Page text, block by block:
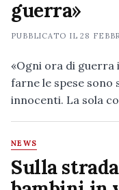
guerra»
PUBBLICATO IL28
«Ogni ora di guerra
farne le spese
innocenti. La sola
NEWS
Sulla